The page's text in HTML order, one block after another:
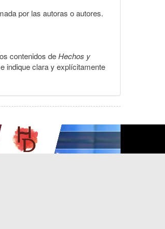
por las autoras o autores.
contenidos deHechos y
indique clara y explícitamente